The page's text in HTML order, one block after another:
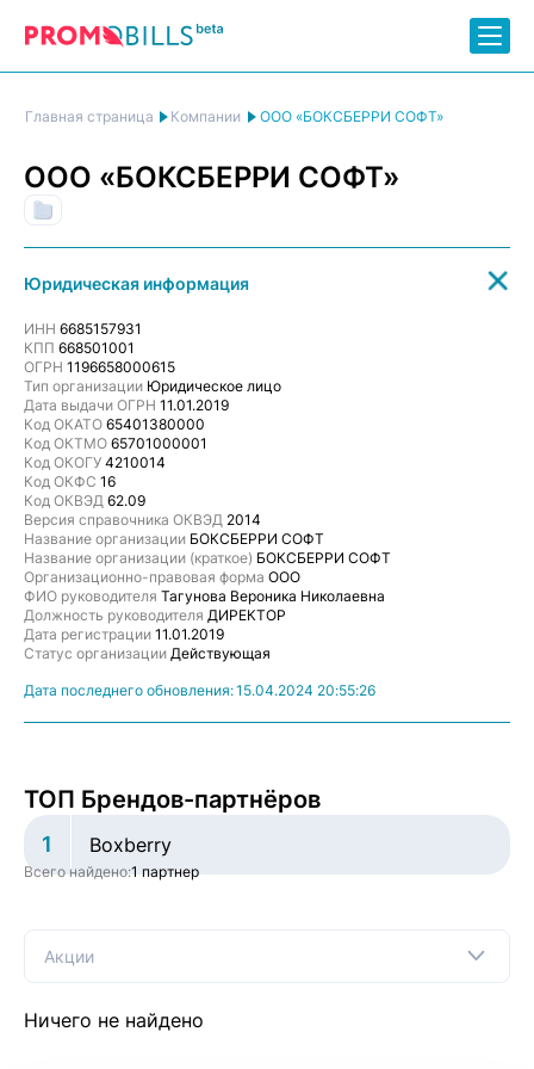
Главная страница Компании ООО «БОКСБЕРРИ СОФТ»
ООО «БОКСБЕРРИ СОФТ»
Юридическая информация
ИНН 6685157931
КПП 668501001
ОГРН 1196658000615
Тип организации Юридическое лицо
Дата выдачи ОГРН 11.01.2019
Код ОКАТО 65401380000
Код ОКТМО 65701000001
Код ОКОГУ 4210014
Код ОКФС 16
Код ОКВЭД 62.09
Версия справочника ОКВЭД 2014
Название организации БОКСБЕРРИ СОФТ
Название организации (краткое) БОКСБЕРРИ СОФТ
Организационно-правовая форма ООО
ФИО руководителя Тагунова Вероника Николаевна
Должность руководителя ДИРЕКТОР
Дата регистрации 11.01.2019
Статус организации Действующая
Дата последнего обновления:15.04.2024 20:55:26
ТОП Брендов-партнёров
1 Boxberry
Всего найдено:1 партнер
Акции
Ничего не найдено